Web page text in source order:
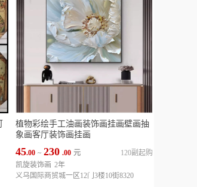
植物彩绘手工油画装饰画挂画壁画抽
象画客厅装饰画挂画
45.00 ~ 230 .00 元
120副起购
凯旋装饰画 2年
义乌国际商贸城一区12门3楼10街8320